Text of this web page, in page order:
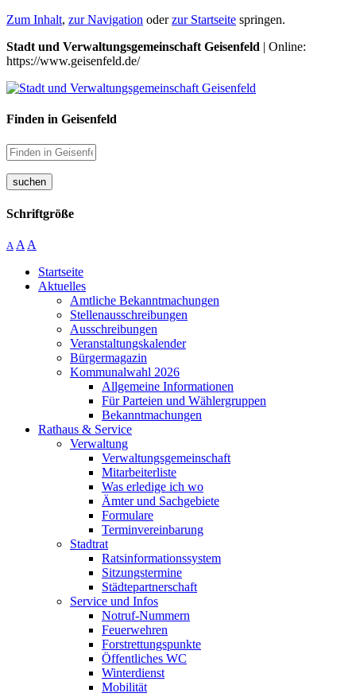
Zum Inhalt, zur Navigation oderzur Startseite springen.
Stadt und Verwaltungsgemeinschaft Geisenfeld | Online:
https://www.geisenfeld.de/
Finden in Geisenfeld
suchen
Schriftgröße
A A A
Startseite
Aktuelles
Amtliche Bekanntmachungen
Stellenausschreibungen
Ausschreibungen
Veranstaltungskalender
Bürgermagazin
Kommunalwahl 2026
Allgemeine Informationen
Für Parteien und Wählergruppen
Bekanntmachungen
Rathaus & Service
Verwaltung
Verwaltungsgemeinschaft
Mitarbeiterliste
Was erledige ich wo
Ämter und Sachgebiete
Formulare
Terminvereinbarung
Stadtrat
Ratsinformationssystem
Sitzungstermine
Städtepartnerschaft
Service und Infos
Notruf-Nummern
Feuerwehren
Forstrettungspunkte
Öffentliches WC
Winterdienst
Mobilität